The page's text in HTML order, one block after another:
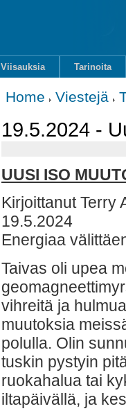
Viisauksia Tarinoita
Home Viestejä
19.5.2024 -
UUSI ISO
Kirjoittanut Terry
19.5.2024
Energiaa
Taivas oli upea
vihreitä ja
muutoksia
polulla. Olin
tuskin pystyin
ruokahalua tai
iltapäivällä, ja